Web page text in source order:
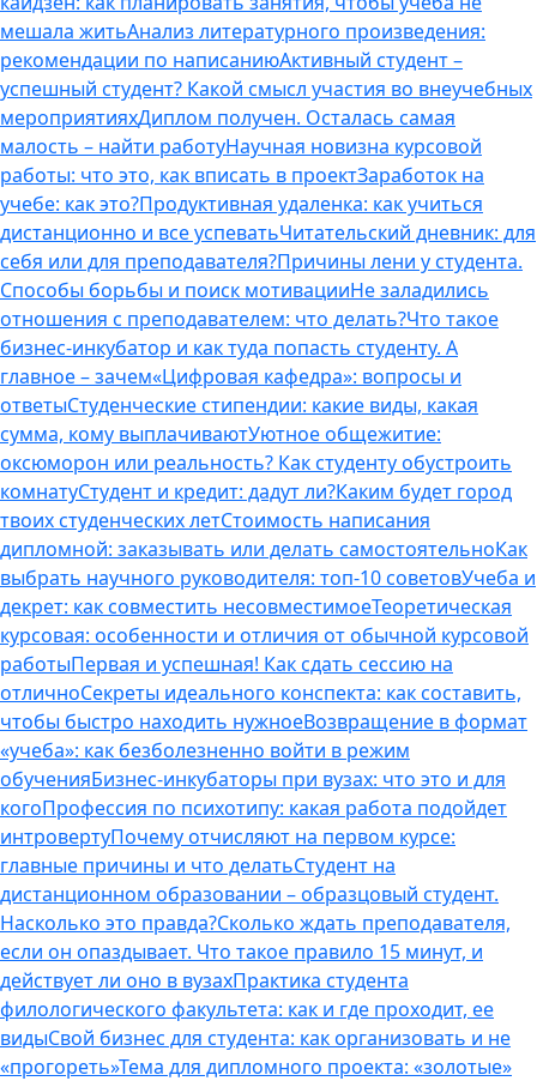
мешала житьАнализ литературного произведения:
рекомендации по написаниюАктивный студент –
успешный студент? Какой смысл участия во внеучебных
мероприятияхДиплом получен. Осталась самая
малость – найти работуНаучная новизна курсовой
работы: что это, как вписать в проектЗаработок на
учебе: как это?Продуктивная удаленка: как учиться
дистанционно и все успеватьЧитательский дневник: для
себя или для преподавателя?Причины лени у студента.
Способы борьбы и поиск мотивацииНе заладились
отношения с преподавателем: что делать?Что такое
бизнес-инкубатор и как туда попасть студенту. А
главное – зачем«Цифровая кафедра»: вопросы и
ответыСтуденческие стипендии: какие виды, какая
сумма, кому выплачиваютУютное общежитие:
оксюморон или реальность? Как студенту обустроить
комнатуСтудент и кредит: дадут ли?Каким будет город
твоих студенческих летСтоимость написания
дипломной: заказывать или делать самостоятельноКак
выбрать научного руководителя: топ-10 советовУчеба и
декрет: как совместить несовместимоеТеоретическая
курсовая: особенности и отличия от обычной курсовой
работыПервая и успешная! Как сдать сессию на
отличноСекреты идеального конспекта: как составить,
чтобы быстро находить нужноеВозвращение в формат
«учеба»: как безболезненно войти в режим
обученияБизнес-инкубаторы при вузах: что это и для
когоПрофессия по психотипу: какая работа подойдет
интровертуПочему отчисляют на первом курсе:
главные причины и что делатьСтудент на
дистанционном образовании – образцовый студент.
Насколько это правда?Сколько ждать преподавателя,
если он опаздывает. Что такое правило 15 минут, и
действует ли оно в вузахПрактика студента
филологического факультета: как и где проходит, ее
видыСвой бизнес для студента: как организовать и не
«прогореть»Тема для дипломного проекта: «золотые»